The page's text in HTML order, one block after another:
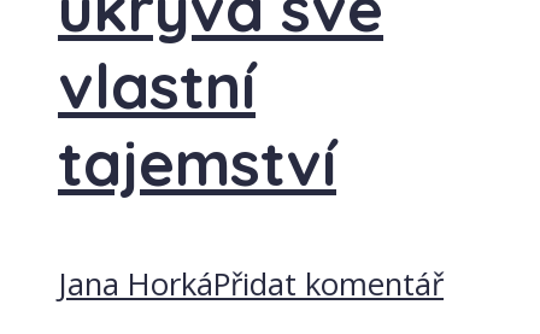
vlastní
tajemství
Jana HorkáPřidat komentář